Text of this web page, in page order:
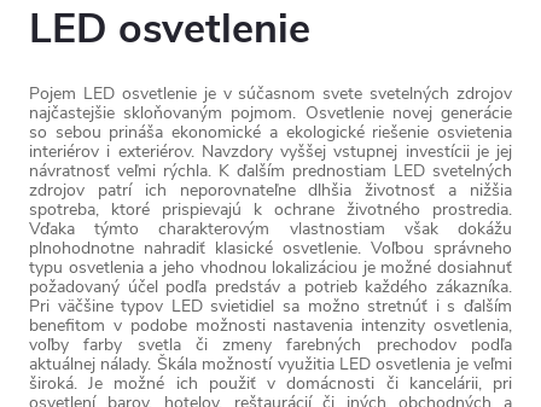
LED osvetlenie
Pojem LED osvetlenie je v súčasnom svete svetelných zdrojov
najčastejšie skloňovaným pojmom. Osvetlenie novej generácie
so sebou prináša ekonomické a ekologické riešenie osvietenia
interiérov i exteriérov. Navzdory vyššej vstupnej investícii je jej
návratnosť veľmi rýchla. K ďalším prednostiam LED svetelných
zdrojov patrí ich neporovnateľne dlhšia životnosť a nižšia
spotreba, ktoré prispievajú k ochrane životného prostredia.
Vďaka týmto charakterovým vlastnostiam však dokážu
plnohodnotne nahradiť klasické osvetlenie. Voľbou správneho
typu osvetlenia a jeho vhodnou lokalizáciou je možné dosiahnuť
požadovaný účel podľa predstáv a potrieb každého zákazníka.
Pri väčšine typov LED svietidiel sa možno stretnúť i s ďalším
benefitom v podobe možnosti nastavenia intenzity osvetlenia,
voľby farby svetla či zmeny farebných prechodov podľa
aktuálnej nálady. Škála možností využitia LED osvetlenia je veľmi
široká. Je možné ich použiť v domácnosti či kancelárii, pri